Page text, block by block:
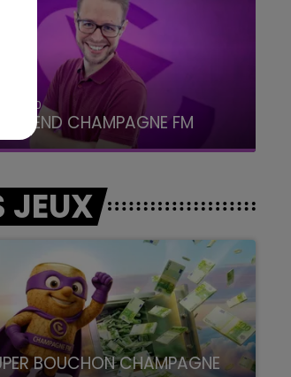
- 20h00
END CHAMPAGNE FM
JEUX
BOUCHON CHAMPAGNE